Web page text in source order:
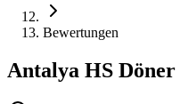
Bewertungen
Antalya HS Döner